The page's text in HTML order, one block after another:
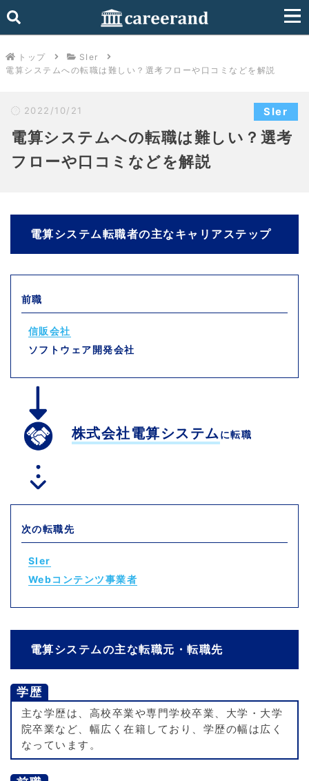
トップ
SIer
電算システムへの転職は難しい？選考フローや口コミなどを解説
2022/10/21 SIer
電算システムへの転職は難しい？選考
フローや口コミなどを解説
電算システム転職者の主なキャリアステップ
前職
信販会社
ソフトウェア開発会社
株式会社電算システムに転職
次の転職先
SIer
Webコンテンツ事業者
電算システムの主な転職元・転職先
学歴
主な学歴は、高校卒業や専門学校卒業、大学・大学
院卒業など、幅広く在籍しており、学歴の幅は広く
なっています。